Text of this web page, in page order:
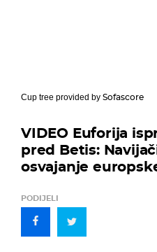
Cup tree provided by Sofascore
VIDEO Euforija
pred Betis:
osvajanje
PODIJELI